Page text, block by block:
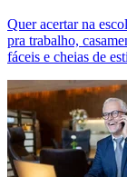
Quer acertar na
pra trabalho,
fáceis e cheias de